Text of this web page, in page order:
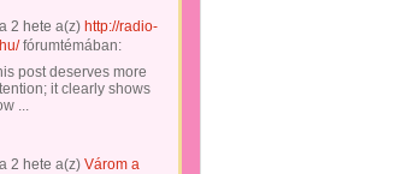
2 hete a(z) http://radio-
fórumtémában:
post deserves more
it clearly shows
...
2 hete a(z) Várom a